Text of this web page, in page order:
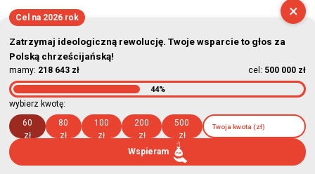
×
Cel na 2026 rok
Zatrzymaj ideologiczną rewolucję. Twoje wsparcie to głos za
Polską chrześcijańską!
mamy: 218 643 zł cel: 500 000 zł
44%
wybierz kwotę:
60
zł
80
zł
100
zł
200
zł
500
zł
Wspieram